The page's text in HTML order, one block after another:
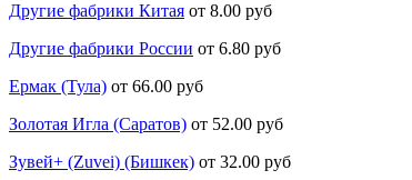
Другие фабрики Китая от 8.00 руб
Другие фабрики России от 6.80 руб
Ермак (Тула) от 66.00 руб
Золотая Игла (Саратов) от 52.00 руб
Зувей+ (Zuvei) (Бишкек) от 32.00 руб